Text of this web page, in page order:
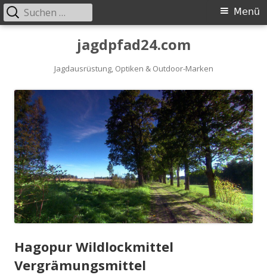
jagdpfad24.com
Jagdausrüstung, Optiken & Outdoor-Marken
Primäres
Menü
Suchen
nach:
Hagopur Wildlockmittel
Vergrämungsmittel